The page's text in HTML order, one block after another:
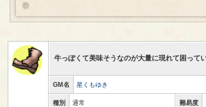
牛っぽくて美味そうなのが大量に現れて困って
GM名 星くもゆき
種別 通常 難易度